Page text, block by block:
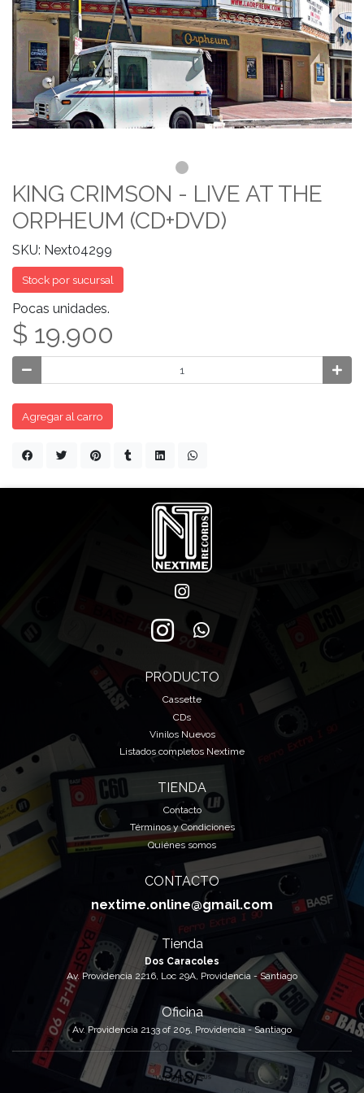
KING CRIMSON - LIVE AT THE
ORPHEUM (CD+DVD)
SKU: Next04299
Stock por sucursal
Pocas unidades.
$ 19.900
Agregar al carro
PRODUCTO
Cassette
CDs
Vinilos Nuevos
Listados completos Nextime
TIENDA
Contacto
Términos y Condiciones
Quiénes somos
CONTACTO
nextime.online@gmail.com
Tienda
Dos Caracoles
Av. Providencia 2216, Loc 29A, Providencia - Santiago
Oficina
Av. Providencia 2133 of 205, Providencia - Santiago